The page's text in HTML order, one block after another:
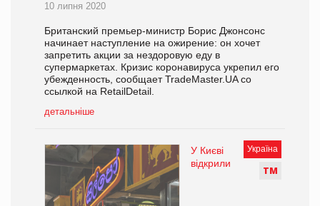
10 липня 2020
Британский премьер-министр Борис Джонсонс
начинает наступление на ожирение: он хочет
запретить акции за нездоровую еду в
супермаркетах. Кризис коронавируса укрепил его
убежденность, сообщает TradeMaster.UA со
ссылкой на RetailDetail.
детальніше
Україна
ТМ
У Києві
відкрили